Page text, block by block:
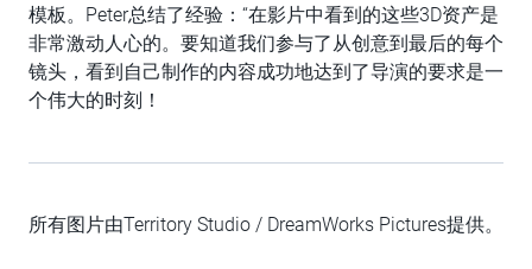
模板。Peter总结了经验：“在影片中看到的这些3D资产是
非常激动人心的。要知道我们参与了从创意到最后的每个
镜头，看到自己制作的内容成功地达到了导演的要求是一
个伟大的时刻！
所有图片由Territory Studio / DreamWorks Pictures提供。